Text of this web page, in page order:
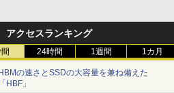
アクセスランキング
24時間 1週間 1カ月
の速さとSSDの大容量を兼ね備えた
HBF」